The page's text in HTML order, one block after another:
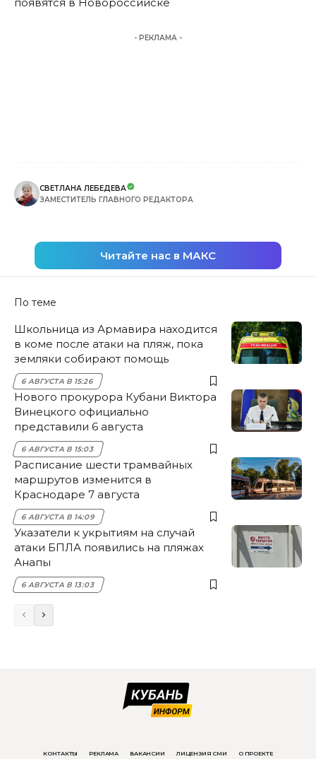
- РЕКЛАМА -
СВЕТЛАНА ЛЕБЕДЕВА
ЗАМЕСТИТЕЛЬ ГЛАВНОГО РЕДАКТОРА
Читайте нас в МАКС
По теме
Школьница из Армавира находится
в коме после атаки на пляж, пока
земляки собирают помощь
6 АВГУСТА В 15:26
Нового прокурора Кубани Виктора
Винецкого официально
представили 6 августа
6 АВГУСТА В 15:03
Расписание шести трамвайных
маршрутов изменится в
Краснодаре 7 августа
6 АВГУСТА В 14:09
Указатели к укрытиям на случай
атаки БПЛА появились на пляжах
Анапы
6 АВГУСТА В 13:03
КОНТАКТЫ РЕКЛАМА ВАКАНСИИ ЛИЦЕНЗИЯ СМИ О ПРОЕКТЕ